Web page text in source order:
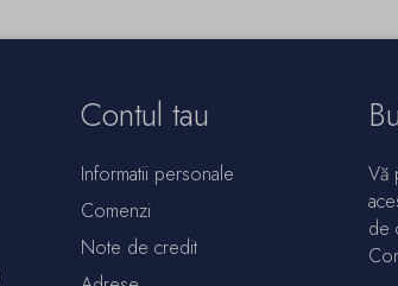
Contul tau
Informatii personale
Comenzi
Note de credit
Vă
de